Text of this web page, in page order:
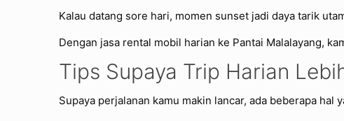
Kalau datang sore hari, momen sunset jadi daya tarik
Dengan jasa rental mobil harian ke Pantai Malalayang,
Tips Supaya Trip Harian
Supaya perjalanan kamu makin lancar, ada beberapa hal